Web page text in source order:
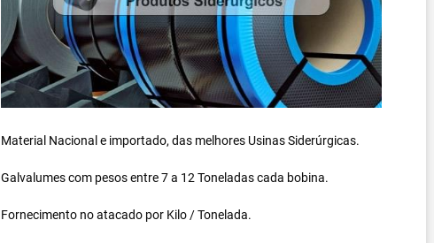
Material Nacional e importado, das melhores Usinas Siderúrgicas.
Galvalumes com pesos entre 7 a 12 Toneladas cada bobina.
Fornecimento no atacado por Kilo / Tonelada.